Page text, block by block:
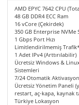
AMD EPYC 7642 CPU
48 GB DDR4 ECC Ram
16 vCore (Çekirdek)
350 GB Enterprise NVMe
1 Gbps Port Hızı
Limitlendirilmemiş
1 Adet IPv4 (Arttırılabilir)
Ücretsiz Windows &
Sistemleri
7/24 Otomatik Aktivasyon
Ücretsiz Yönetim Paneli
restart, aç-kapa, kaynak
Türkiye Lokasyon